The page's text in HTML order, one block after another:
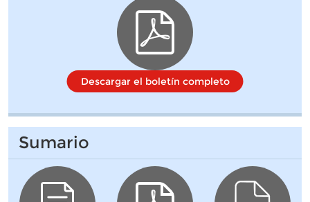
Descargar el boletín completo
Sumario